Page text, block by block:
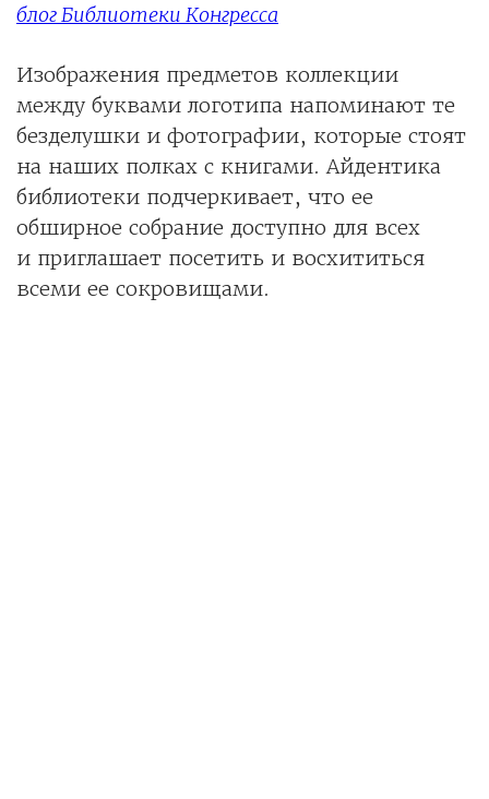
блог Библиотеки Конгресса
Изображения предметов коллекции
между буквами логотипа напоминают те
безделушки и фотографии, которые стоят
на наших полках с книгами. Айдентика
библиотеки подчеркивает, что ее
обширное собрание доступно для всех
и приглашает посетить и восхититься
всеми ее сокровищами.